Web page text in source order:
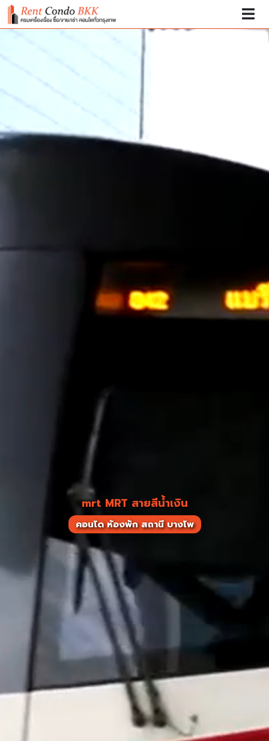
mrt MRT สายสีน้ำเงิน
คอนโด ห้องพัก สถานี บางโพ